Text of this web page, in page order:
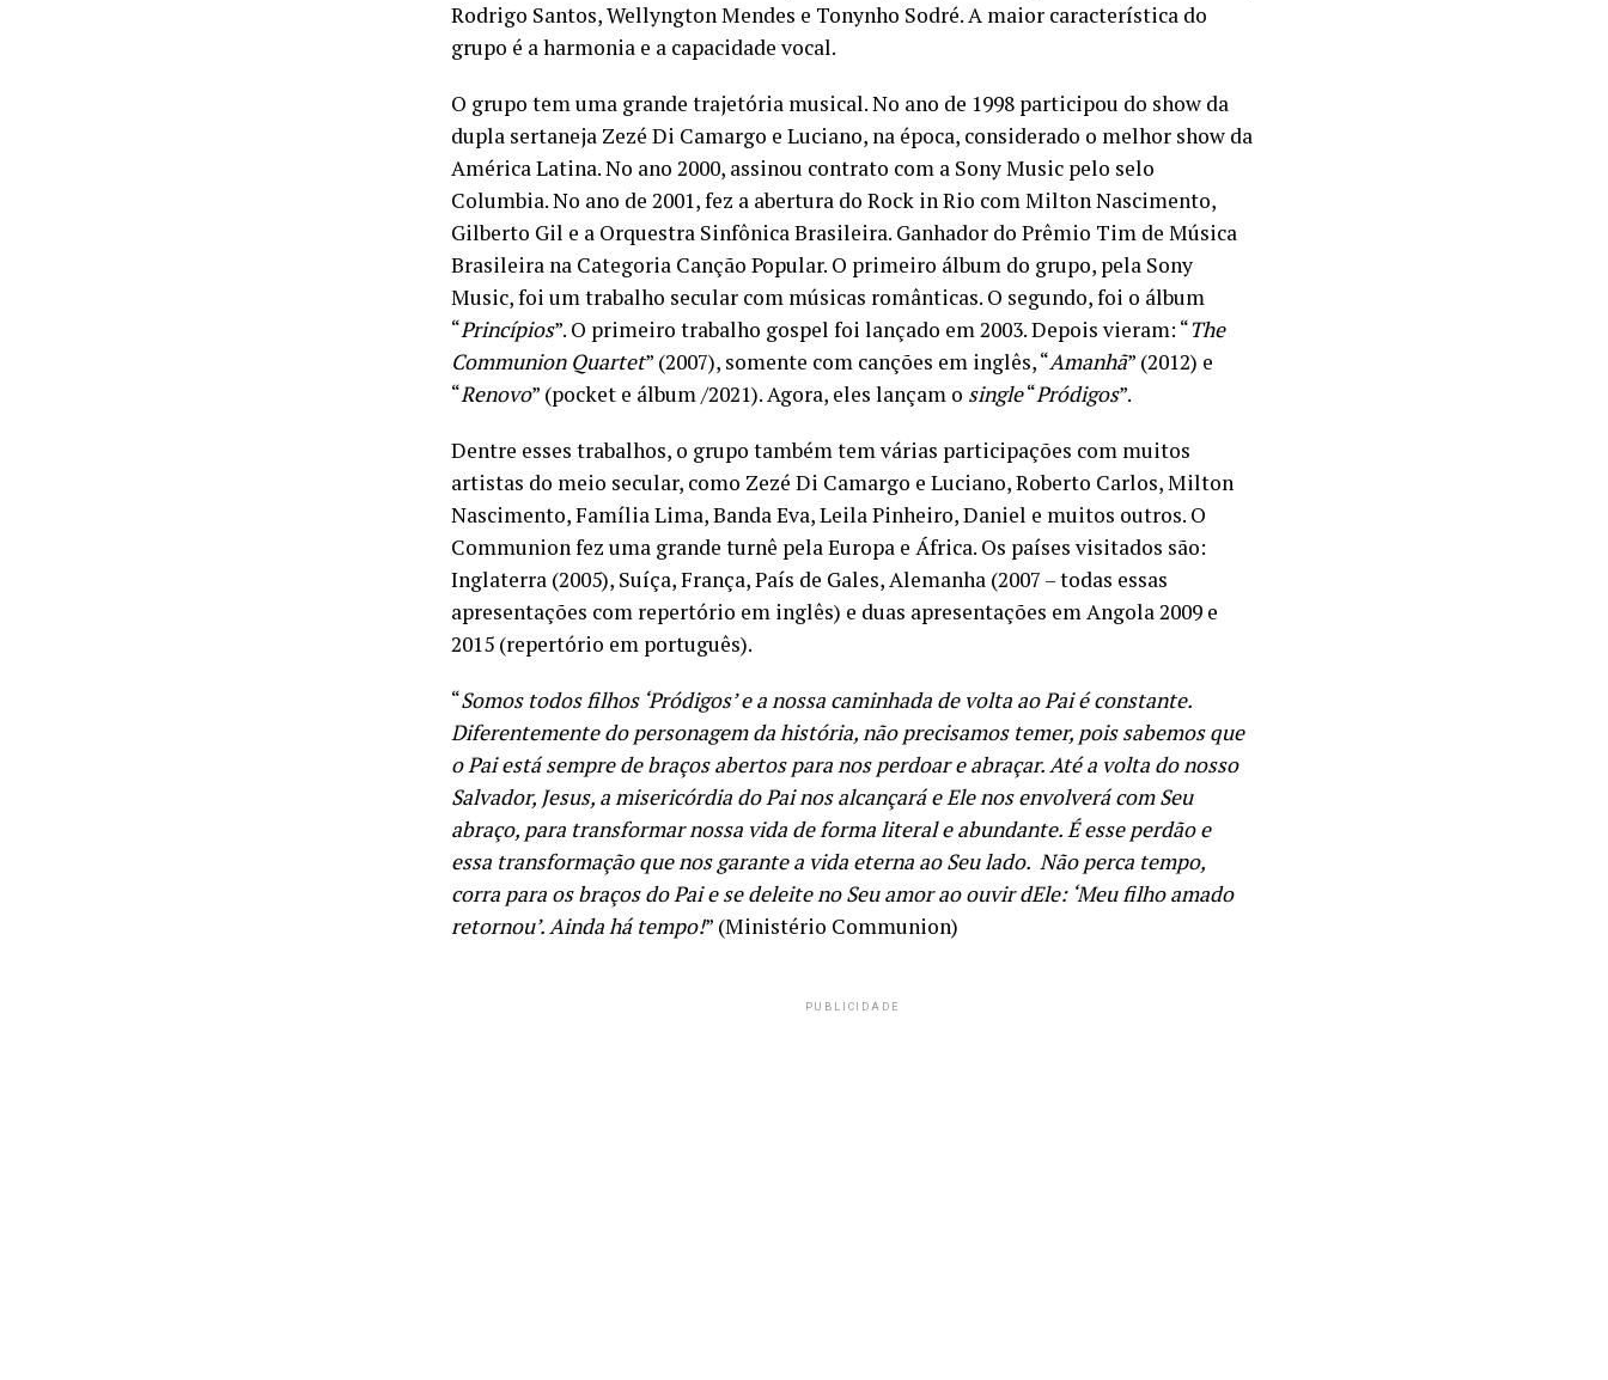
Rodrigo Santos, Wellyngton Mendes e Tonynho Sodré. A maior característica do
grupo é a harmonia e a capacidade vocal.
O grupo tem uma grande trajetória musical. No ano de 1998 participou do show da
dupla sertaneja Zezé Di Camargo e Luciano, na época, considerado o melhor show da
América Latina. No ano 2000, assinou contrato com a Sony Music pelo selo
Columbia. No ano de 2001, fez a abertura do Rock in Rio com Milton Nascimento,
Gilberto Gil e a Orquestra Sinfônica Brasileira. Ganhador do Prêmio Tim de Música
Brasileira na Categoria Canção Popular. O primeiro álbum do grupo, pela Sony
Music, foi um trabalho secular com músicas românticas. O segundo, foi o álbum
“Princípios”. O primeiro trabalho gospel foi lançado em 2003. Depois vieram: “The
Communion Quartet” (2007), somente com canções em inglês, “Amanhã” (2012) e
“Renovo” (pocket e álbum /2021). Agora, eles lançam o single“Pródigos”.
Dentre esses trabalhos, o grupo também tem várias participações com muitos
artistas do meio secular, como Zezé Di Camargo e Luciano, Roberto Carlos, Milton
Nascimento, Família Lima, Banda Eva, Leila Pinheiro, Daniel e muitos outros. O
Communion fez uma grande turnê pela Europa e África. Os países visitados são:
Inglaterra (2005), Suíça, França, País de Gales, Alemanha (2007 – todas essas
apresentações com repertório em inglês) e duas apresentações em Angola 2009 e
2015 (repertório em português).
“Somos todos filhos ‘Pródigos’ e a nossa caminhada de volta ao Pai é constante.
Diferentemente do personagem da história, não precisamos temer, pois sabemos que
o Pai está sempre de braços abertos para nos perdoar e abraçar. Até a volta do nosso
Salvador, Jesus, a misericórdia do Pai nos alcançará e Ele nos envolverá com Seu
abraço, para transformar nossa vida de forma literal e abundante. É esse perdão e
essa transformação que nos garante a vida eterna ao Seu lado. Não perca tempo,
corra para os braços do Pai e se deleite no Seu amor ao ouvir dEle: ‘Meu filho amado
retornou’. Ainda há tempo!” (Ministério Communion)
PUBLICIDADE